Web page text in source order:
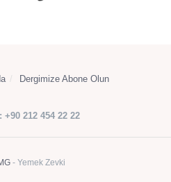
Dergimize Abone Olun
+90 212 454 22 22
- Yemek Zevki